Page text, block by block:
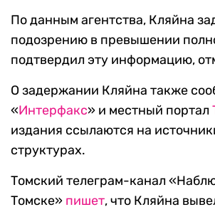
По данным агентства, Кляйна
подозрению в превышении
подтвердил эту информацию,
О задержании Кляйна также
«Интерфакс» и местный портал
издания ссылаются на
структурах.
Томский телеграм-канал
Томске» пишет, что Кляйна